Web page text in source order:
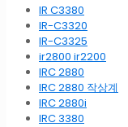
IR C3380
IR-C3320
IR-C3325
ir2800 ir2200
IRC 2880
IRC 2880 작상계
IRC 2880i
IRC 3380